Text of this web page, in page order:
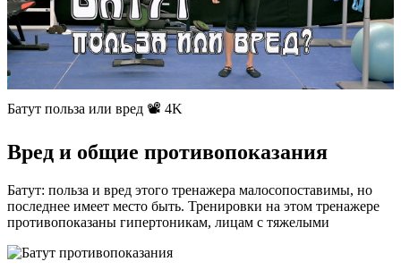
Батут польза или вред 📽 4K
Вред и общие противопоказания
Батут: польза и вред этого тренажера малосопоставимы, но
последнее имеет место быть. Тренировки на этом тренажере
противопоказаны гипертоникам, лицам с тяжелыми